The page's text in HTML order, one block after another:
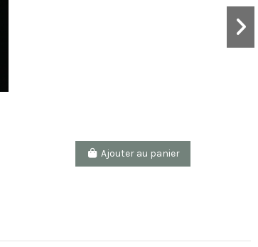
Ajouter au panier